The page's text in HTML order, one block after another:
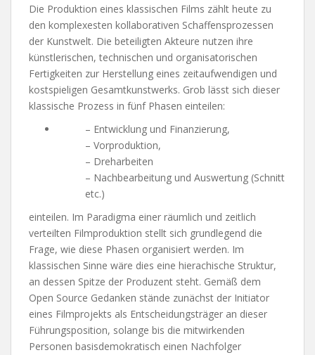
Die Produktion eines klassischen Films zählt heute zu
den komplexesten kollaborativen Schaffensprozessen
der Kunstwelt. Die beteiligten Akteure nutzen ihre
künstlerischen, technischen und organisatorischen
Fertigkeiten zur Herstellung eines zeitaufwendigen und
kostspieligen Gesamtkunstwerks. Grob lässt sich dieser
klassische Prozess in fünf Phasen einteilen:
– Entwicklung und Finanzierung,
– Vorproduktion,
– Dreharbeiten
– Nachbearbeitung und Auswertung (Schnitt
etc.)
einteilen. Im Paradigma einer räumlich und zeitlich
verteilten Filmproduktion stellt sich grundlegend die
Frage, wie diese Phasen organisiert werden. Im
klassischen Sinne wäre dies eine hierachische Struktur,
an dessen Spitze der Produzent steht. Gemäß dem
Open Source Gedanken stände zunächst der Initiator
eines Filmprojekts als Entscheidungsträger an dieser
Führungsposition, solange bis die mitwirkenden
Personen basisdemokratisch einen Nachfolger